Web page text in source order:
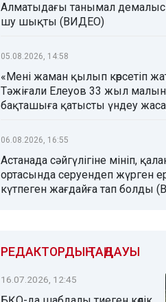
Алматыдағы танымал
шу шықты (ВИДЕО)
05.08.2026, 14:58
«Мені жаман қылып көрсетіп
Тәжіғали Елеуов 33 жыл
бақташыға қатысты үндеу
06.08.2026, 16:55
Астанада сәйгүлігіне мініп,
ортасында серуендеп жүрген
күтпеген жағдайға тап болды
РЕДАКТОРДЫҢ ТАҢДАУЫ
16.07.2026, 12:45